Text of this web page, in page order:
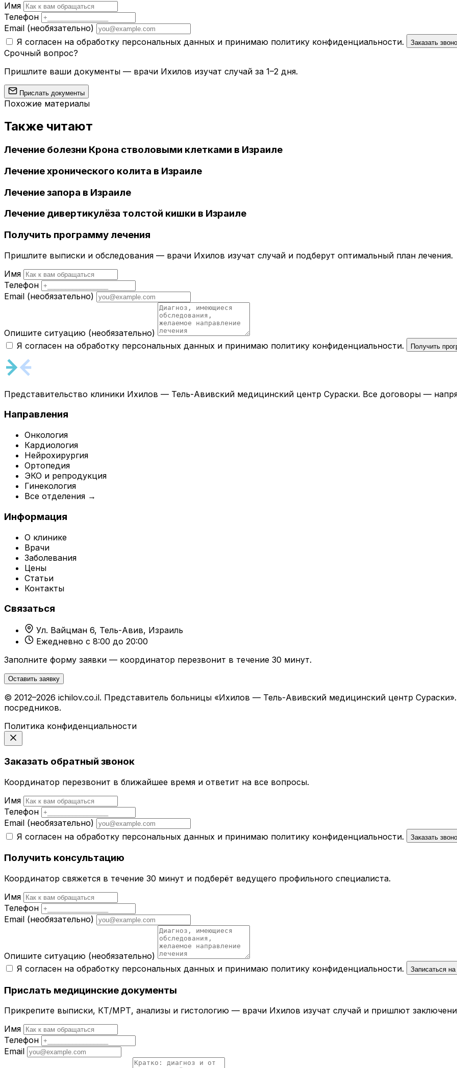
Имя
Телефон
Email (необязательно)
Я согласен на обработку персональных данных и принимаю политику конфиденциальности. Заказать
Срочный вопрос?
Пришлите ваши документы — врачи Ихилов изучат случай за 1–2 дня.
Прислать документы
Похожие материалы
Также читают
Лечение болезни Крона стволовыми клетками в Израиле
Лечение хронического колита в Израиле
Лечение запора в Израиле
Лечение дивертикулёза толстой кишки в Израиле
Получить программу лечения
Пришлите выписки и обследования — врачи Ихилов изучат случай и подберут оптимальный план лечения.
Имя
Телефон
Email (необязательно)
Опишите ситуацию (необязательно)
Я согласен на обработку персональных данных и принимаю политику конфиденциальности. Получить
Представительство клиники Ихилов — Тель-Авивский медицинский центр Сураски. Все договоры —
Направления
Онкология
Кардиология
Нейрохирургия
Ортопедия
ЭКО и репродукция
Гинекология
Все отделения →
Информация
О клинике
Врачи
Заболевания
Цены
Статьи
Контакты
Связаться
Ул. Вайцман 6, Тель-Авив, Израиль
Ежедневно с 8:00 до 20:00
Заполните форму заявки — координатор перезвонит в течение 30 минут.
Оставить заявку
© 2012–2026 ichilov.co.il. Представитель больницы «Ихилов — Тель-Авивский медицинский центр
посредников.
Политика конфиденциальности
Заказать обратный звонок
Координатор перезвонит в ближайшее время и ответит на все вопросы.
Имя
Телефон
Email (необязательно)
Я согласен на обработку персональных данных и принимаю политику конфиденциальности. Заказать
Получить консультацию
Координатор свяжется в течение 30 минут и подберёт ведущего профильного специалиста.
Имя
Телефон
Email (необязательно)
Опишите ситуацию (необязательно)
Я согласен на обработку персональных данных и принимаю политику конфиденциальности. Записаться
Прислать медицинские документы
Прикрепите выписки, КТ/МРТ, анализы и гистологию — врачи Ихилов изучат случай и пришлют
Имя
Телефон
Email